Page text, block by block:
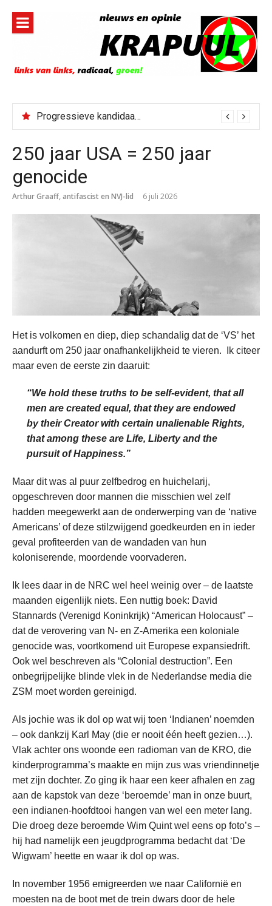
inhoud
Progressieve kandidaat El-Sayed senaatskandidaat Michigan
250 jaar USA = 250 jaar
genocide
Arthur Graaff, antifascist en NVJ-lid 6 juli 2026
Het is volkomen en diep, diep schandalig dat de ‘VS’ het
aandurft om 250 jaar onafhankelijkheid te vieren.
Ik citeer
maar even de eerste zin daaruit:
“We hold these truths to be self-evident, that all
men are created equal, that they are endowed
by their Creator with certain unalienable Rights,
that among these are Life, Liberty and the
pursuit of Happiness.”
Maar dit was al puur zelfbedrog en huichelarij,
opgeschreven door mannen die misschien wel zelf
hadden meegewerkt aan de onderwerping van de ‘native
Americans’ of deze stilzwijgend goedkeurden en in ieder
geval profiteerden van de wandaden van hun
koloniserende, moordende voorvaderen.
Ik lees daar in de NRC wel heel weinig over – de laatste
maanden eigenlijk niets. Een nuttig boek: David
Stannards (Verenigd Koninkrijk) “American Holocaust” –
dat de verovering van N- en Z-Amerika een koloniale
genocide was, voortkomend uit Europese expansiedrift.
Ook wel beschreven als “Colonial destruction”. Een
onbegrijpelijke blinde vlek in de Nederlandse media die
ZSM moet worden gereinigd.
Als jochie was ik dol op wat wij toen ‘Indianen’ noemden
– ook dankzij Karl May (die er nooit één heeft gezien…).
Vlak achter ons woonde een radioman van de KRO, die
kinderprogramma’s maakte en mijn zus was vriendinnetje
met zijn dochter. Zo ging ik haar een keer afhalen en zag
aan de kapstok van deze ‘beroemde’ man in onze buurt,
een indianen-hoofdtooi hangen van wel een meter lang.
Die droeg deze beroemde Wim Quint wel eens op foto’s –
hij had namelijk een jeugdprogramma bedacht dat ‘De
Wigwam’ heette en waar ik dol op was.
In november 1956 emigreerden we naar Californië en
moesten na de boot met de trein dwars door de hele